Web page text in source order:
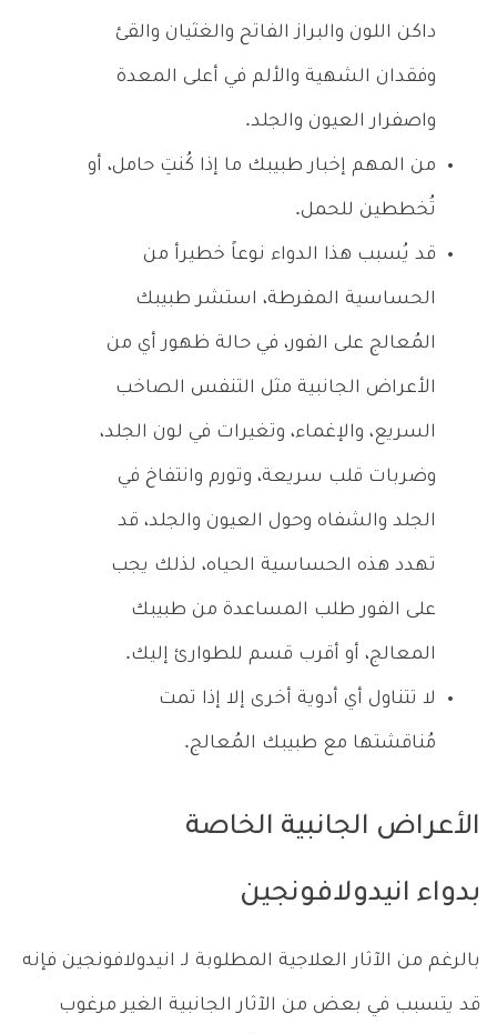
داكن اللون والبراز الفاتح والغثيان والقئ
وفقدان الشهية والألم في أعلى المعدة
واصفرار العيون والجلد.
من المهم إخبار طبيبك ما إذا كُنتِ حامل، أو
تُخططين للحمل.
قد يُسبب هذا الدواء نوعاً خطيرأ من
الحساسية المفرطة، استشر طبيبك
المُعالج على الفور، في حالة ظهور أي من
الأعراض الجانبية مثل التنفس الصاخب
السريع، والإغماء، وتغيرات في لون الجلد،
وضربات قلب سريعة، وتورم وانتفاخ في
الجلد والشفاه وحول العيون والجلد، قد
تهدد هذه الحساسية الحياه، لذلك يجب
على الفور طلب المساعدة من طبيبك
المعالج، أو أقرب قسم للطوارئ إليك.
لا تتناول أي أدوية أخرى إلا إذا تمت
مُناقشتها مع طبيبك المُعالج.
الأعراض الجانبية الخاصة
بدواء انيدولافونجين
بالرغم من الآثار العلاجية المطلوبة لـ انيدولافونجين فإنه
قد يتسبب في بعض من الآثار الجانبية الغير مرغوب